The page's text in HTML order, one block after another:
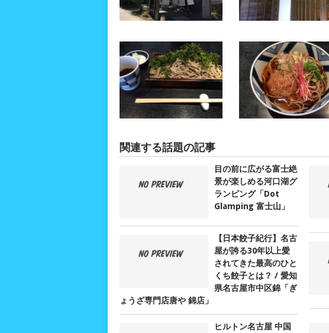
関連する話題の記事
目の前に広がる富士絶
景が楽しめる河口湖グ
ランピング「Dot
Glamping 富士山」
【日本餃子紀行】名古
屋が誇る30年以上愛
されてきた最高のひと
くち餃子とは？ / 愛知
県名古屋市中区錦「ぎ
ょうざ専門店唐や 錦店」
ヒルトン名古屋 中国